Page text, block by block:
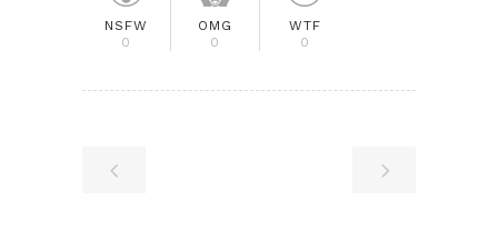
NSFW
0
OMG
0
WTF
0